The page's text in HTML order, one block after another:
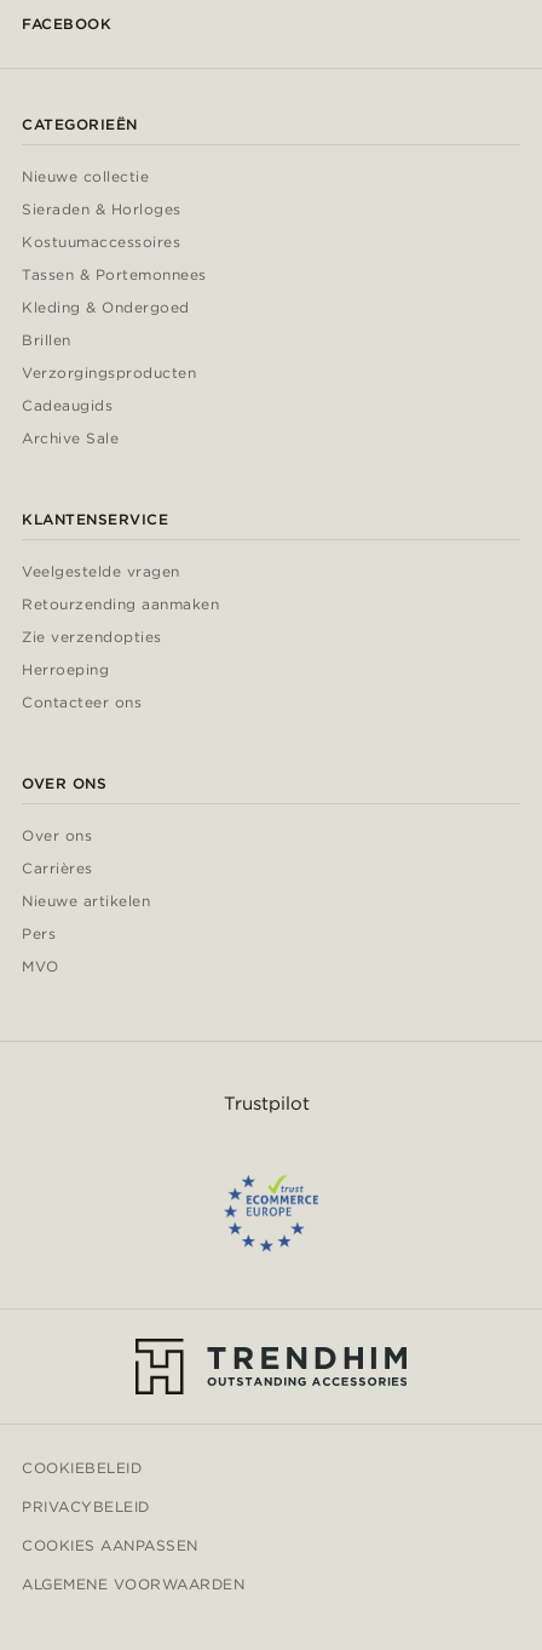
FACEBOOK
CATEGORIEËN
Nieuwe collectie
Sieraden & Horloges
Kostuumaccessoires
Tassen & Portemonnees
Kleding & Ondergoed
Brillen
Verzorgingsproducten
Cadeaugids
Archive Sale
KLANTENSERVICE
Veelgestelde vragen
Retourzending aanmaken
Zie verzendopties
Herroeping
Contacteer ons
OVER ONS
Over ons
Carrières
Nieuwe artikelen
Pers
MVO
Trustpilot
COOKIEBELEID
PRIVACYBELEID
COOKIES AANPASSEN
ALGEMENE VOORWAARDEN